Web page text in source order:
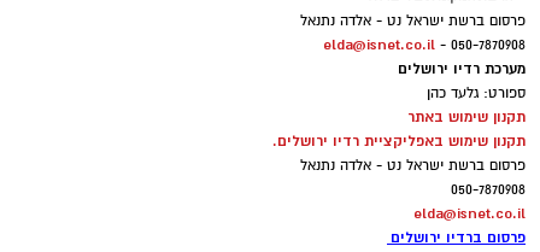
פרסום ברשת ישראל נט - אלדה נתנאל
050-7870908 -
elda@isnet.co.il
מערכת רדיו ירושלים
ספורט: גלעד כהן
תקנון שימוש באתר
תקנון שימוש באפליקציית רדיו ירושלים.
פרסום ברשת ישראל נט - אלדה נתנאל
050-7870908
elda@isnet.co.il
פרסום ברדיו ירושלים